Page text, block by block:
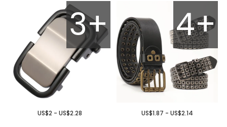
4+
US$1.87 - US$2.14
3+
US$2 - US$2.28